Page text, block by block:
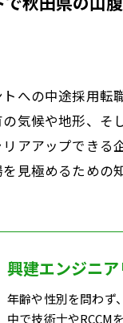
への中途採用
気候や地形、そ
アアップできる
見極めるための
興建エンジニ
年齢や性別を問わず
中で技術士やRCCM